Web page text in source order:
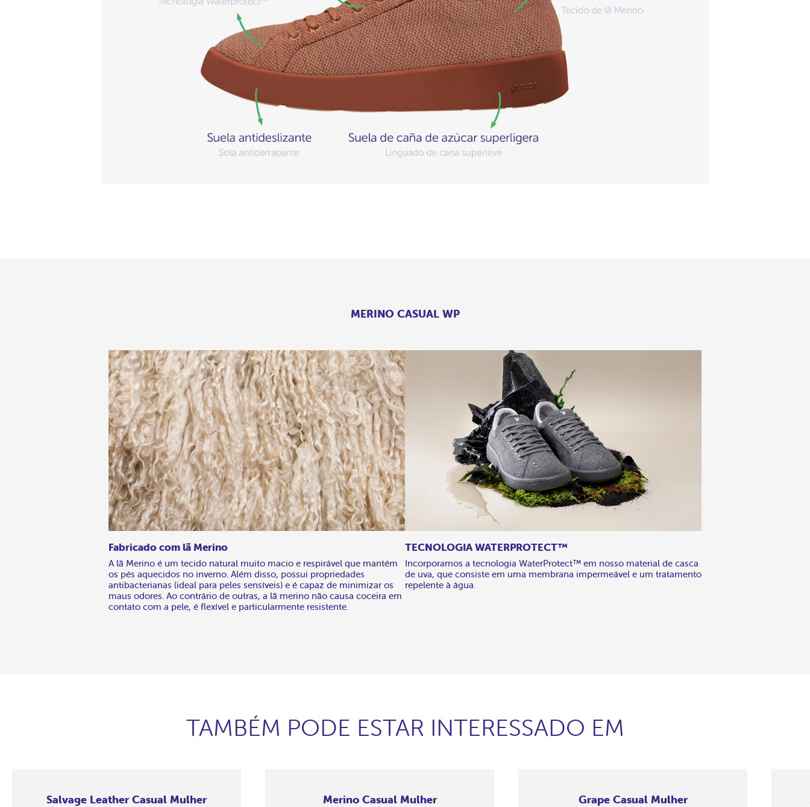
MERINO CASUAL WP
Fabricado com lã Merino
A lã Merino é um tecido natural muito macio e respirável que mantém
os pés aquecidos no inverno. Além disso, possui propriedades
antibacterianas (ideal para peles sensíveis) e é capaz de minimizar os
maus odores. Ao contrário de outras, a lã merino não causa coceira em
contato com a pele, é flexível e particularmente resistente.
TECNOLOGIA WATERPROTECT™
Incorporamos a tecnologia WaterProtect™ em nosso material de casca
de uva, que consiste em uma membrana impermeável e um tratamento
repelente à água.
TAMBÉM PODE ESTAR INTERESSADO EM
Salvage Leather Casual Mulher Merino Casual Mulher Grape Casual Mulher